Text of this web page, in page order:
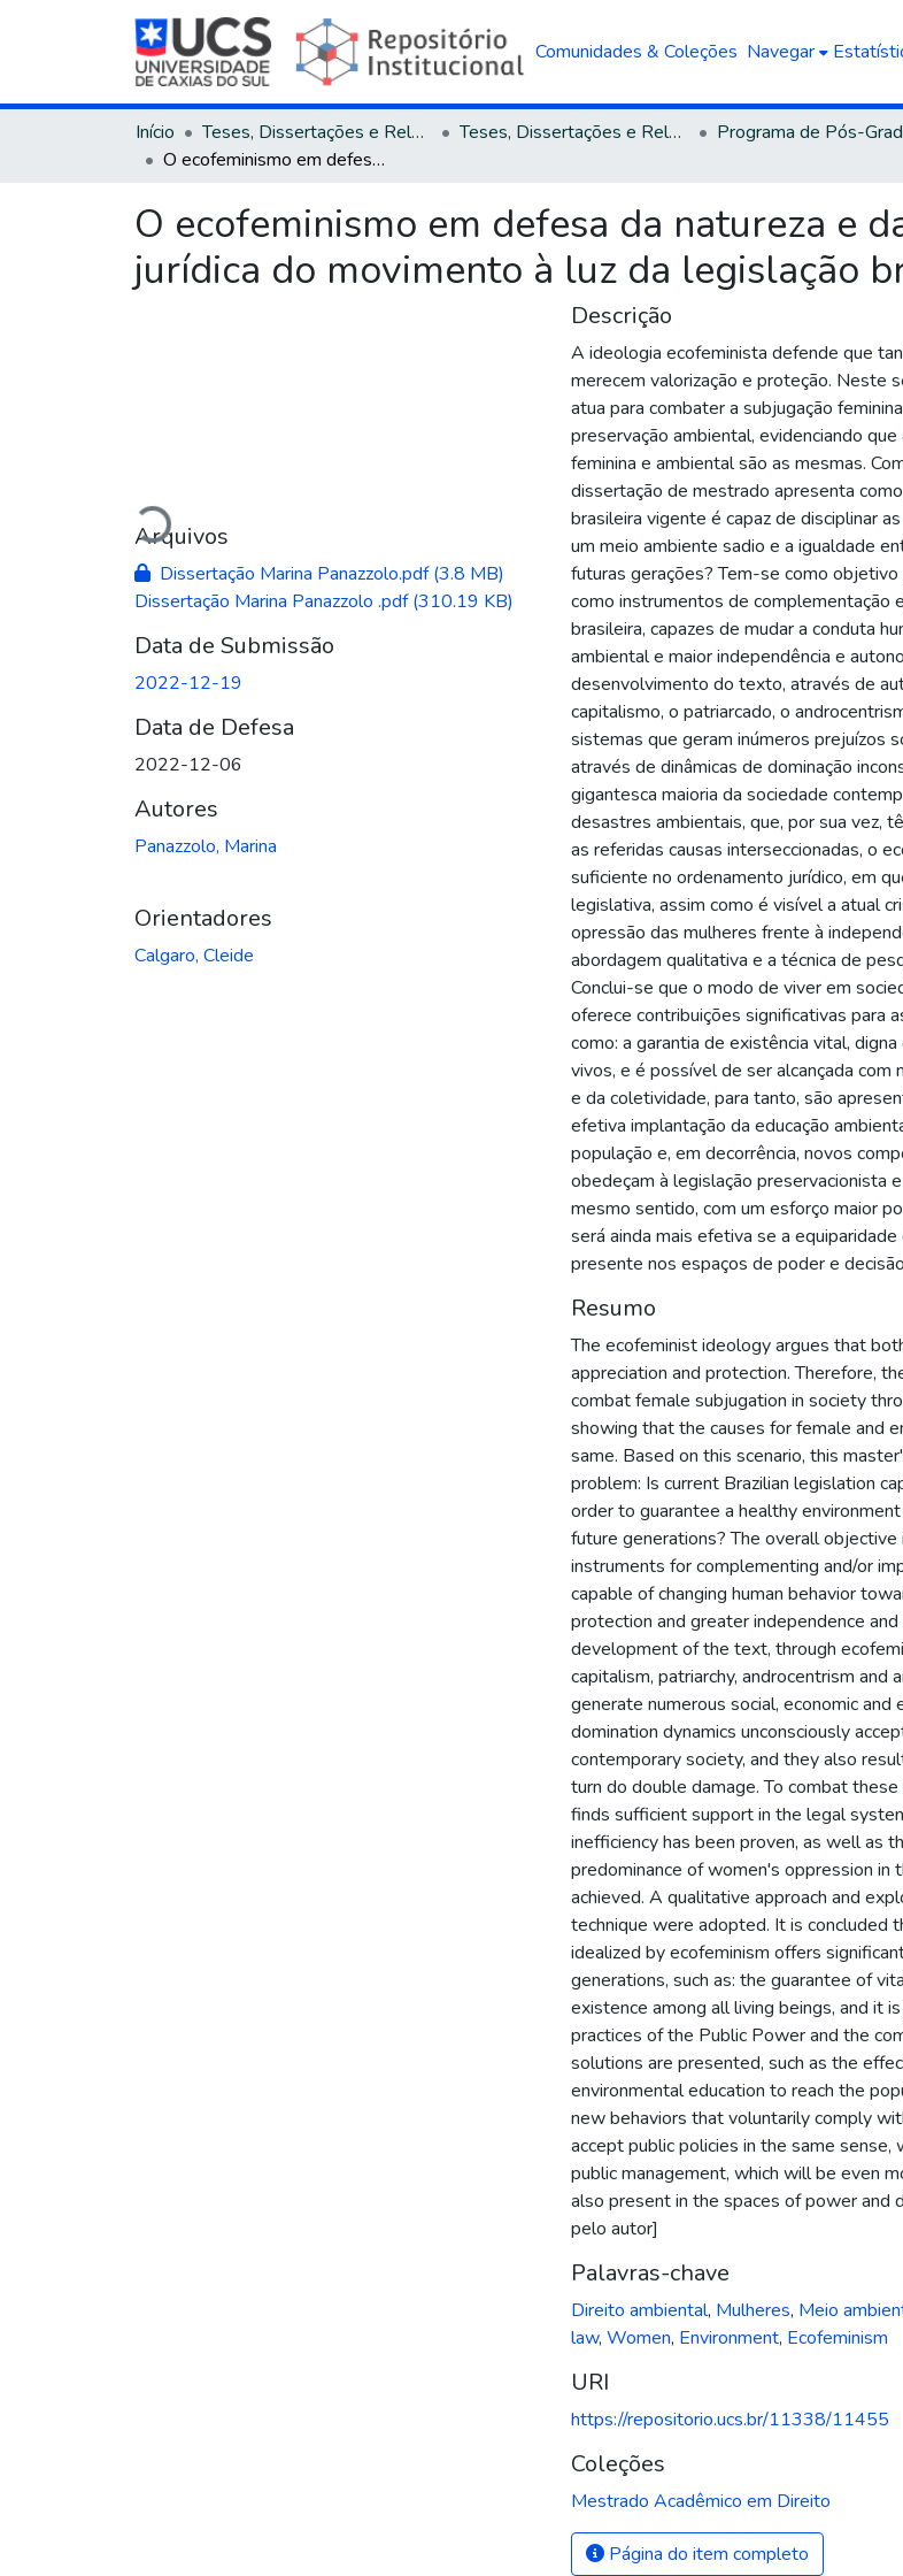
Comunidades & Coleções Navegar
Início Teses, Dissertações e Relatórios Teses, Dissertações e Relatórios defendidos na UCS
O ecofeminismo em defesa da natureza e das mulheres : proteção jurídica do movimento à luz da legislação brasileira
O ecofeminismo em defesa da natureza e
jurídica do movimento à luz da legislação
Carregando...
Arquivos
Dissertação Marina Panazzolo.pdf(3.8 MB)
Dissertação Marina Panazzolo .pdf(310.19 KB)
Data de Submissão
2022-12-19
Data de Defesa
2022-12-06
Autores
Panazzolo, Marina
Orientadores
Calgaro, Cleide
Descrição
A ideologia ecofeminista defende que
merecem valorização e proteção. Neste
atua para combater a subjugação
preservação ambiental, evidenciando
feminina e ambiental são as mesmas.
dissertação de mestrado apresenta
brasileira vigente é capaz de disciplinar
um meio ambiente sadio e a igualdade
futuras gerações? Tem-se como
como instrumentos de complementação
brasileira, capazes de mudar a conduta
ambiental e maior independência e
desenvolvimento do texto, através de
capitalismo, o patriarcado, o
sistemas que geram inúmeros prejuízos
através de dinâmicas de dominação
gigantesca maioria da sociedade
desastres ambientais, que, por sua vez,
as referidas causas interseccionadas, o
suficiente no ordenamento jurídico, em
legislativa, assim como é visível a atual
opressão das mulheres frente à
abordagem qualitativa e a técnica de
Conclui-se que o modo de viver em
oferece contribuições significativas para
como: a garantia de existência vital,
vivos, e é possível de ser alcançada
e da coletividade, para tanto, são
efetiva implantação da educação
população e, em decorrência, novos
obedeçam à legislação preservacionista
mesmo sentido, com um esforço maior
será ainda mais efetiva se a
presente nos espaços de poder e
Resumo
The ecofeminist ideology argues that
appreciation and protection. Therefore,
combat female subjugation in society
showing that the causes for female and
same. Based on this scenario, this
problem: Is current Brazilian legislation
order to guarantee a healthy
future generations? The overall
instruments for complementing and/or
capable of changing human behavior
protection and greater independence
development of the text, through
capitalism, patriarchy, androcentrism
generate numerous social, economic
domination dynamics unconsciously
contemporary society, and they also
turn do double damage. To combat
finds sufficient support in the legal
inefficiency has been proven, as well as
predominance of women's oppression in
achieved. A qualitative approach and
technique were adopted. It is concluded
idealized by ecofeminism offers
generations, such as: the guarantee of
existence among all living beings, and it
practices of the Public Power and the
solutions are presented, such as the
environmental education to reach the
new behaviors that voluntarily comply
accept public policies in the same
public management, which will be even
also present in the spaces of power and
pelo autor]
Palavras-chave
Direito ambiental, Mulheres, Meio
law, Women, Environment, Ecofeminism
URI
https://repositorio.ucs.br/11338/11455
Coleções
Mestrado Acadêmico em Direito
Página do item completo